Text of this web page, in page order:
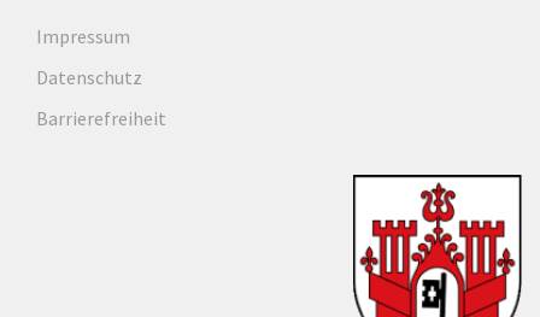
Impressum
Datenschutz
Barrierefreiheit